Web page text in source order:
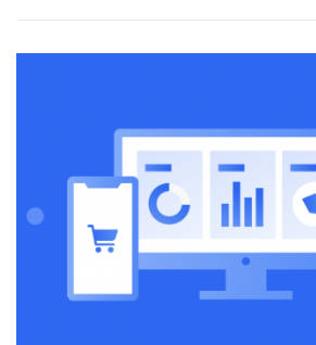
新功能或优化现有功能。持有源代码使企